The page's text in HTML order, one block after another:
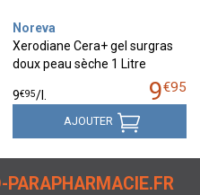
Noreva
Xerodiane Cera+ gel surgras
doux peau sèche 1 Litre
9€95
9€95/
AJOUTER
PARAPHARMACIE.FR